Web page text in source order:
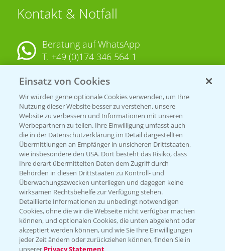
Kontakt & Notfall
Beratung auf WhatsApp
T. +49 (0)174 346 564 1
KONTAKT
Hilfe in Notfällen
T.+49 (0)214/30-20220
Folgen Sie uns
Einsatz von Cookies
Wir würden gerne optionale Cookies verwenden, um Ihre
Nutzung dieser Website besser zu verstehen, unsere
Website zu verbessern und Informationen mit unseren
Werbepartnern zu teilen. Ihre Einwilligung umfasst auch
die in der Datenschutzerklärung im Detail dargestellten
Übermittlungen an Empfänger in unsicheren Drittstaaten,
wie insbesondere den USA. Dort besteht das Risiko, dass
Ihre derart übermittelten Daten dem Zugriff durch
Behörden in diesen Drittstaaten zu Kontroll- und
Überwachungszwecken unterliegen und dagegen keine
wirksamen Rechtsbehelfe zur Verfügung stehen.
Detaillierte Informationen zu unbedingt notwendigen
Cookies, ohne die wir die Webseite nicht verfügbar machen
können, und optionalen Cookies, die unten abgelehnt oder
akzeptiert werden können, und wie Sie Ihre Einwilligungen
jeder Zeit ändern oder zurückziehen können, finden Sie in
unserer Privacy Statement